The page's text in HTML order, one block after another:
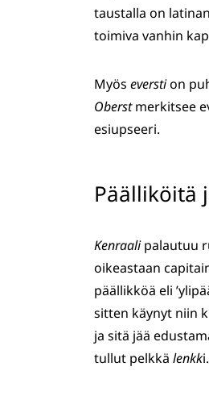
taustalla on
toimiva vanhin
Myös everstion
Oberstmerkitsee
esiupseeri.
Päälliköitä
Kenraalipalautuu
oikeastaan
päällikköä eli
sitten käynyt niin
ja sitä jää
tullut pelkkä lenkki.